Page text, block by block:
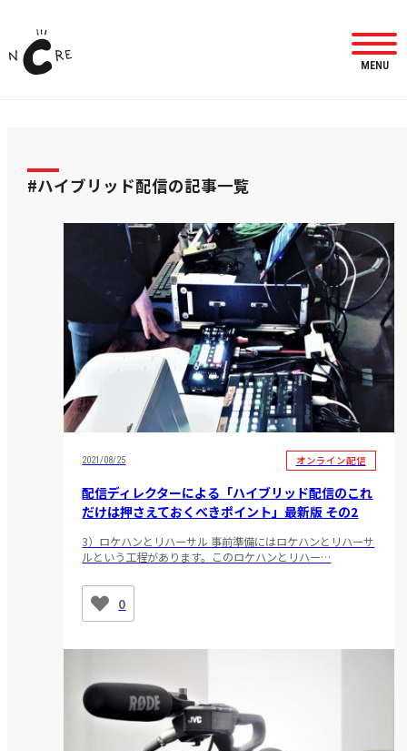
MENU
#ハイブリッド配信の記事一覧
2021/08/25 オンライン配信
配信ディレクターによる「ハイブリッド配信のこれ
だけは押さえておくべきポイント」最新版 その2
3）ロケハンとリハーサル 事前準備にはロケハンとリハーサ
ルという工程があります。このロケハンとリハー…
0